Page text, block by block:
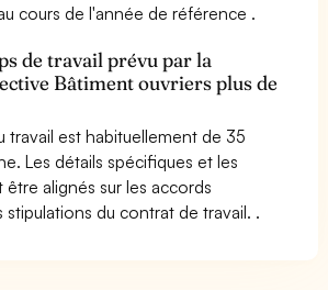
cours de l'année de référence .
de travail prévu par la
Bâtiment ouvriers plus de
travail est habituellement de 35
Les détails spécifiques et les
alignés sur les accords
stipulations du contrat de travail. .